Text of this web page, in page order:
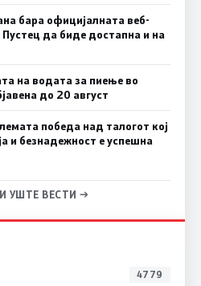
бара официјалната веб-
да биде достапна и на
на водата за пиење во
до 20 август
победа над талогот кој
и безнадежност е успешна
УШТЕ ВЕСТИ →
4779